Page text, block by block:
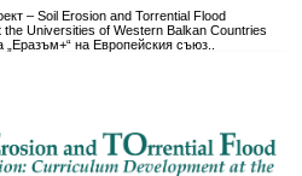
– Soil Erosion and Torrential Flood
Universities of Western Balkan Countries
на Европейския съюз..